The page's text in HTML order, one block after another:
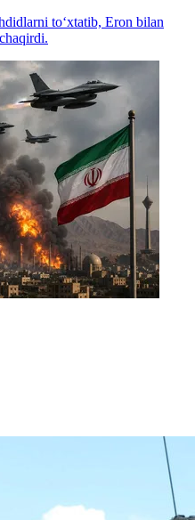
to‘xtatib, Eron bilan